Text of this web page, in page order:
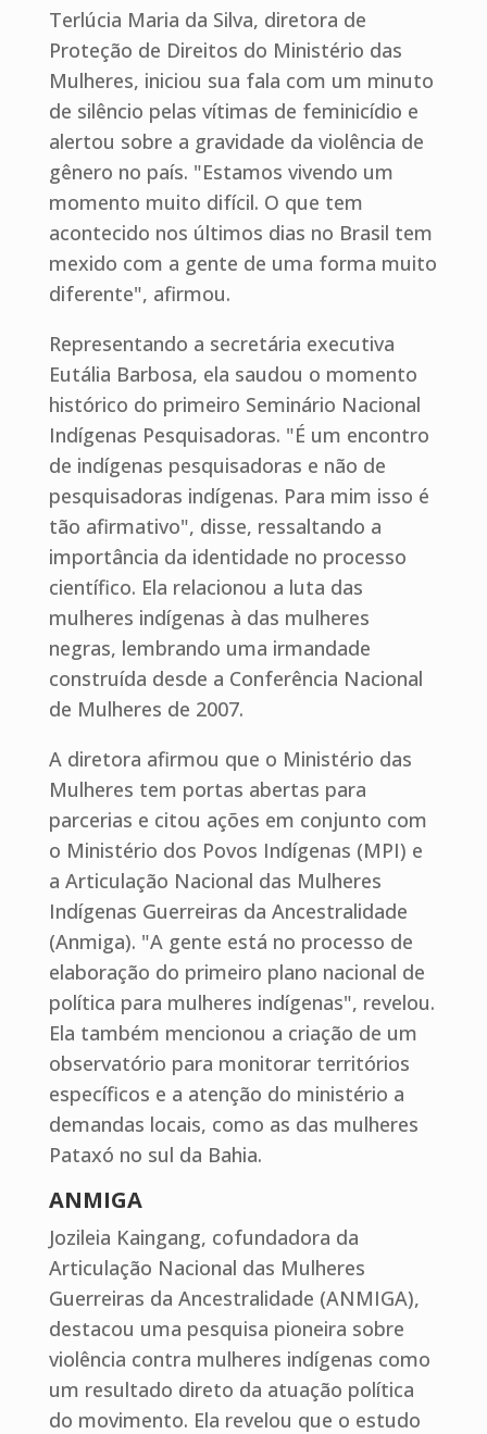
Terlúcia Maria da Silva, diretora de
Proteção de Direitos do Ministério das
Mulheres, iniciou sua fala com um minuto
de silêncio pelas vítimas de feminicídio e
alertou sobre a gravidade da violência de
gênero no país. "Estamos vivendo um
momento muito difícil. O que tem
acontecido nos últimos dias no Brasil tem
mexido com a gente de uma forma muito
diferente", afirmou.
Representando a secretária executiva
Eutália Barbosa, ela saudou o momento
histórico do primeiro Seminário Nacional
Indígenas Pesquisadoras. "É um encontro
de indígenas pesquisadoras e não de
pesquisadoras indígenas. Para mim isso é
tão afirmativo", disse, ressaltando a
importância da identidade no processo
científico. Ela relacionou a luta das
mulheres indígenas à das mulheres
negras, lembrando uma irmandade
construída desde a Conferência Nacional
de Mulheres de 2007.
A diretora afirmou que o Ministério das
Mulheres tem portas abertas para
parcerias e citou ações em conjunto com
o Ministério dos Povos Indígenas (MPI) e
a Articulação Nacional das Mulheres
Indígenas Guerreiras da Ancestralidade
(Anmiga). "A gente está no processo de
elaboração do primeiro plano nacional de
política para mulheres indígenas", revelou.
Ela também mencionou a criação de um
observatório para monitorar territórios
específicos e a atenção do ministério a
demandas locais, como as das mulheres
Pataxó no sul da Bahia.
ANMIGA
Jozileia Kaingang, cofundadora da
Articulação Nacional das Mulheres
Guerreiras da Ancestralidade (ANMIGA),
destacou uma pesquisa pioneira sobre
violência contra mulheres indígenas como
um resultado direto da atuação política
do movimento. Ela revelou que o estudo